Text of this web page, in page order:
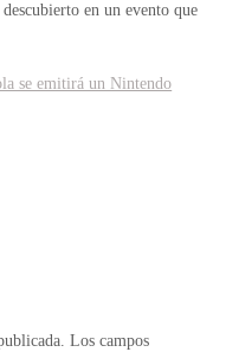
en un evento que
se emitirá un Nintendo
Los campos